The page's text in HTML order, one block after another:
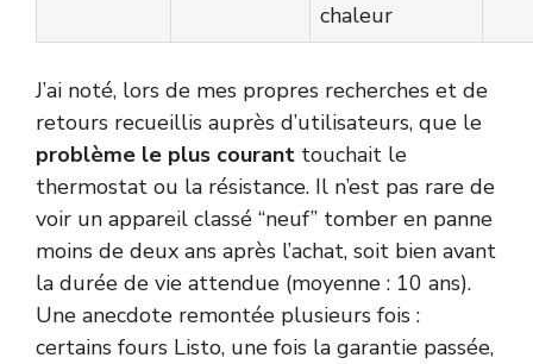
chaleur
J’ai noté, lors de mes propres recherches et de
retours recueillis auprès d’utilisateurs, que le
problème le plus courant touchait le
thermostat ou la résistance. Il n’est pas rare de
voir un appareil classé “neuf” tomber en panne
moins de deux ans après l’achat, soit bien avant
la durée de vie attendue (moyenne : 10 ans).
Une anecdote remontée plusieurs fois :
certains fours Listo, une fois la garantie passée,